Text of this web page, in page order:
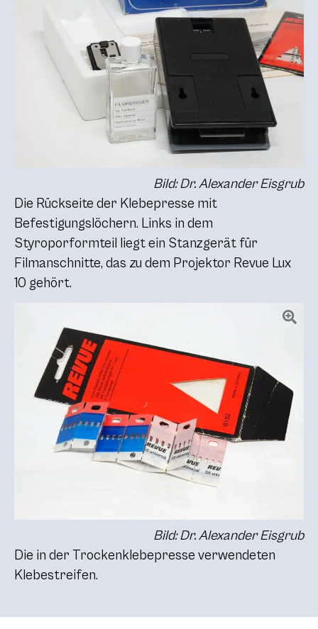
Bild: Dr. Alexander Eisgrub
Die Rückseite der Klebepresse mit
Befestigungslöchern. Links in dem
Styroporformteil liegt ein Stanzgerät für
Filmanschnitte, das zu dem Projektor Revue Lux
10 gehört.
Bild: Dr. Alexander Eisgrub
Die in der Trockenklebepresse verwendeten
Klebestreifen.